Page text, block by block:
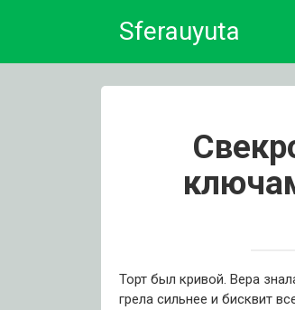
Sferauyuta
Торт был кривой. Вера
грела сильнее и бисквит